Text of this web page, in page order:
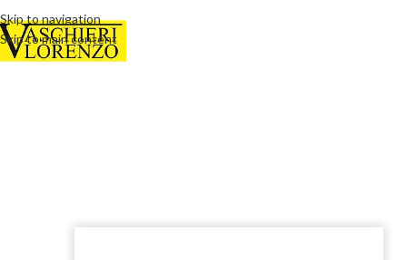
Skip to navigation
Skip to main content